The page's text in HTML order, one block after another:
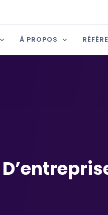
À PROPOS